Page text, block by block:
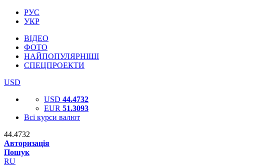
РУС
УКР
ВІДЕО
ФОТО
НАЙПОПУЛЯРНІШІ
СПЕЦПРОЕКТИ
USD
USD 44.4732
EUR 51.3093
Всі курси валют
44.4732
Авторизація
Пошук
RU